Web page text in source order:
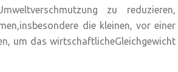
zu reduzieren,
die kleinen, vor einer
um das wirtschaftlicheGleichgewicht